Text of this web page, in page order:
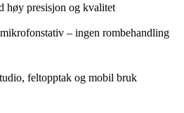
høy presisjon og kvalitet
– ingen rombehandling
feltopptak og mobil bruk